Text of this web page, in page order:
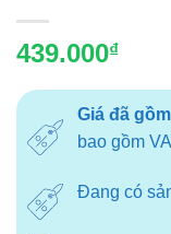
439.000₫
Giá đã
bao gồm
Đang có